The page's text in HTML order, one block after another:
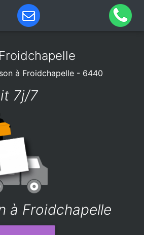
à Froidchapelle - 6440
7j/7
à Froidchapelle